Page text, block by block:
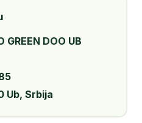
GREEN DOO UB
Ub, Srbija